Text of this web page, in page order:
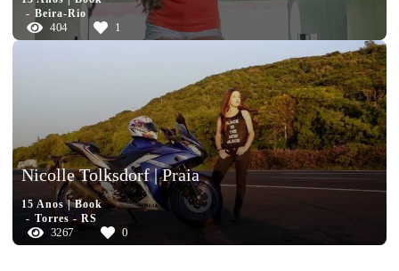
Beira-Rio
404 1
Nicolle Tolksdorf | Praia
15 Anos | Book
Torres - RS
3267 0